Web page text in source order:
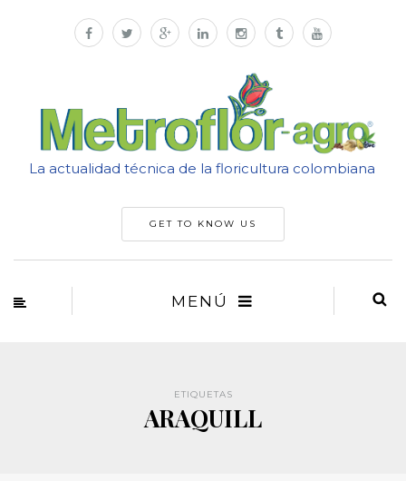
La actualidad técnica de la floricultura colombiana
GET TO KNOW US
MENÚ
ETIQUETAS
ARAQUILL